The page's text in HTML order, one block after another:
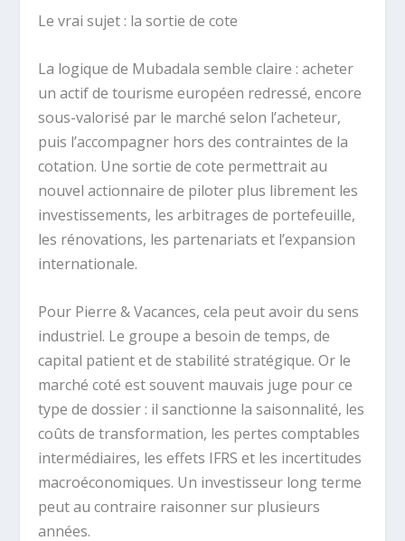
Le vrai sujet : la sortie de cote
La logique de Mubadala semble claire : acheter
un actif de tourisme européen redressé, encore
sous-valorisé par le marché selon l’acheteur,
puis l’accompagner hors des contraintes de la
cotation. Une sortie de cote permettrait au
nouvel actionnaire de piloter plus librement les
investissements, les arbitrages de portefeuille,
les rénovations, les partenariats et l’expansion
internationale.
Pour Pierre & Vacances, cela peut avoir du sens
industriel. Le groupe a besoin de temps, de
capital patient et de stabilité stratégique. Or le
marché coté est souvent mauvais juge pour ce
type de dossier : il sanctionne la saisonnalité, les
coûts de transformation, les pertes comptables
intermédiaires, les effets IFRS et les incertitudes
macroéconomiques. Un investisseur long terme
peut au contraire raisonner sur plusieurs
années.